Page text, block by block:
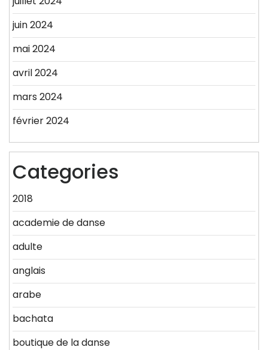
juin 2024
mai 2024
avril 2024
mars 2024
février 2024
Categories
2018
academie de danse
adulte
anglais
arabe
bachata
boutique de la danse